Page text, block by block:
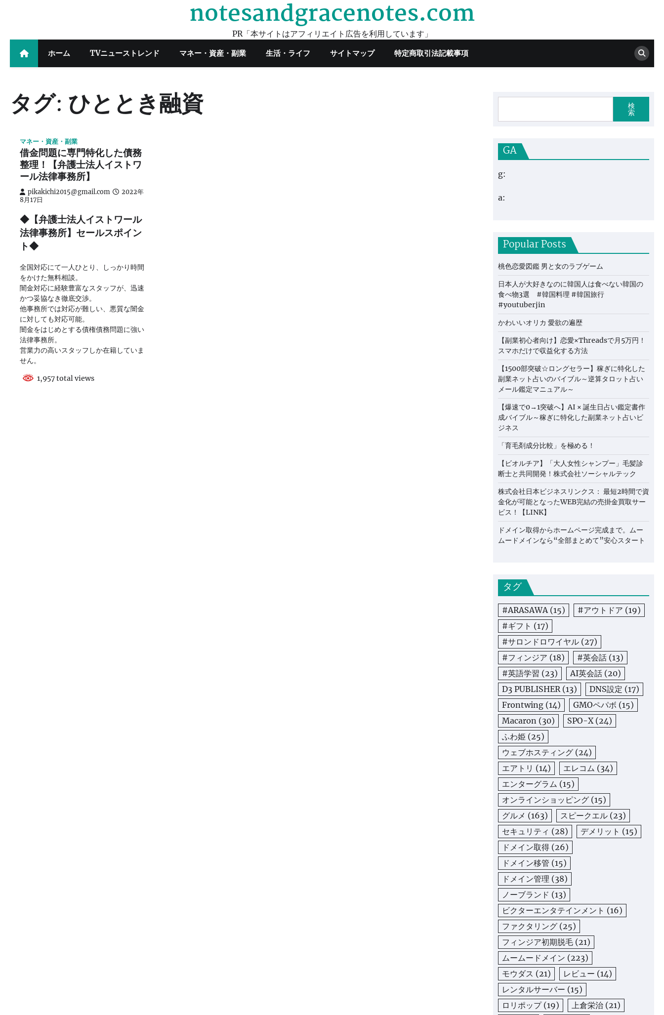
notesandgracenotes.com
PR「本サイトはアフィリエイト広告を利用しています」
ホーム TVニューストレンド マネー・資産・副業 生活・ライフ サイトマップ 特定商取引法記載事項
タグ: ひととき融資
マネー・資産・副業
借金問題に専門特化した債務
整理！【弁護士法人イストワ
ール法律事務所】
pikakichi2015@gmail.com
2022年
8月17日
◆【弁護士法人イストワール
法律事務所】セールスポイン
ト◆
全国対応にて一人ひとり、しっかり時間
をかけた無料相談。
闇金対応に経験豊富なスタッフが、迅速
かつ妥協なき徹底交渉。
他事務所では対応が難しい、悪質な闇金
に対しても対応可能。
闇金をはじめとする債権債務問題に強い
法律事務所。
営業力の高いスタッフしか在籍していま
せん。
1,957 total views
検
索
GA
g:
a:
Popular Posts
桃色恋愛図鑑 男と女のラブゲーム
日本人が大好きなのに韓国人は食べない韓国の
食べ物3選 #韓国料理 #韓国旅行
#youtuberjin
かわいいオリカ 愛欲の遍歴
【副業初心者向け】恋愛×Threadsで月5万円！
スマホだけで収益化する方法
【1500部突破☆ロングセラー】稼ぎに特化した
副業ネット占いのバイブル～逆算タロット占い
メール鑑定マニュアル～
【爆速で0→1突破へ】AI × 誕生日占い鑑定書作
成バイブル～稼ぎに特化した副業ネット占いビ
ジネス
「育毛剤成分比較」を極める！
【ビオルチア】「大人女性シャンプー」毛髪診
断士と共同開発！株式会社ソーシャルテック
株式会社日本ビジネスリンクス： 最短2時間で資
金化が可能となったWEB完結の売掛金買取サー
ビス！【LINK】
ドメイン取得からホームページ完成まで。ムー
ムードメインなら“全部まとめて”安心スタート
タグ
#ARASAWA(15) #アウトドア (19)
#ギフト (17)
#サロンドロワイヤル (27)
#フィンジア (18) #英会話 (13)
#英語学習 (23) AI英会話 (20)
D3 PUBLISHER(13) DNS設定 (17)
Frontwing (14) GMOペパボ (15)
Macaron (30) SPO-X(24)
ふわ姫 (25)
ウェブホスティング (24)
エアトリ (14) エレコム (34)
エンターグラム (15)
オンラインショッピング (15)
グルメ (163) スピークエル (23)
セキュリティ (28) デメリット (15)
ドメイン取得 (26)
ドメイン移管 (15)
ドメイン管理 (38)
ノーブランド (13)
ビクターエンタテインメント (16)
ファクタリング (25)
フィンジア初期脱毛 (21)
ムームードメイン (223)
モウダス (21) レビュー (14)
レンタルサーバー (15)
ロリポップ(19) 上倉栄治 (21)